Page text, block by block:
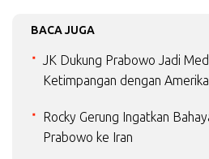
BACA JUGA
JK Dukung Prabowo Jadi
Ketimpangan dengan Amerika
Rocky Gerung Ingatkan
Prabowo ke Iran